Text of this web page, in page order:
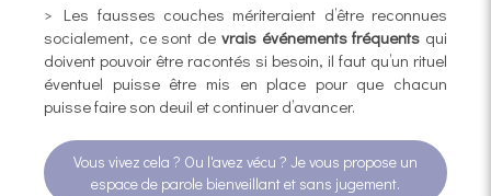
> Les fausses couches mériteraient d’être reconnues
socialement, ce sont de vrais événements fréquents qui
doivent pouvoir être racontés si besoin, il faut qu’un rituel
éventuel puisse être mis en place pour que chacun
puisse faire son deuil et continuer d’avancer.
Vous vivez cela ? Ou l'avez vécu ? Je vous propose un
espace de parole bienveillant et sans jugement.